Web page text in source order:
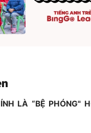
LÀ “BỆ PHÓNG"